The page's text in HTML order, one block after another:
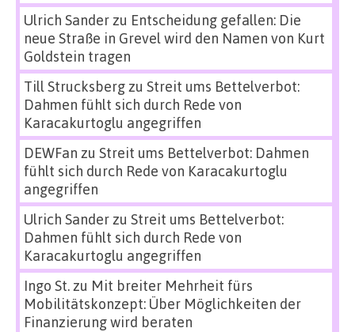
Ulrich Sanderzu Entscheidung gefallen: Die
neue Straße in Grevel wird den Namen von Kurt
Goldstein tragen
Till Strucksbergzu Streit ums Bettelverbot:
Dahmen fühlt sich durch Rede von
Karacakurtoglu angegriffen
DEWFan zu Streit ums Bettelverbot: Dahmen
fühlt sich durch Rede von Karacakurtoglu
angegriffen
Ulrich Sanderzu Streit ums Bettelverbot:
Dahmen fühlt sich durch Rede von
Karacakurtoglu angegriffen
Ingo St.zu Mit breiter Mehrheit fürs
Mobilitätskonzept: Über Möglichkeiten der
Finanzierung wird beraten